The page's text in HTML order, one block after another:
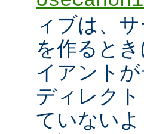
ィブは、
を作ると
イアント
ディレク
ていない